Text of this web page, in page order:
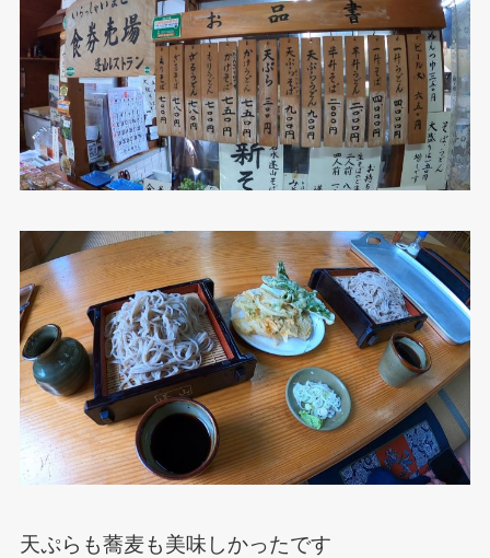
天ぷらも蕎麦も美味しかったです